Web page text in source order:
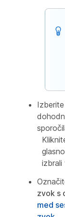
izbrali
zvok s
med